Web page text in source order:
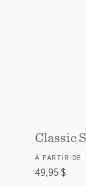
Classic
À PARTIR DE
49,95 $